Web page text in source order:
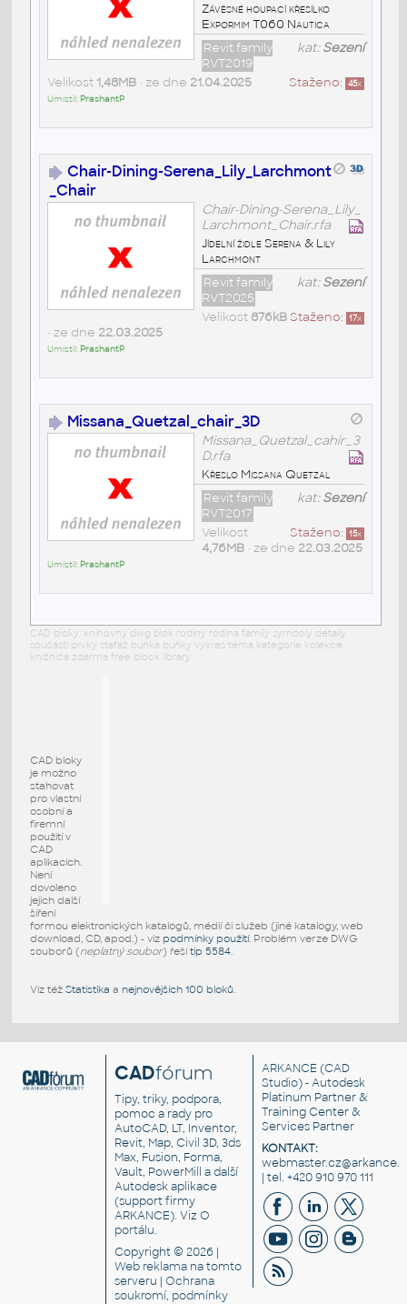
Závěsné houpací křesílko
Expormim T060 Nautica
kat:Sezení
Revit family
RVT2019
Staženo: 45x
Velikost 1,48MB• ze dne 21.04.2025
Umístil: PrashantP
Chair-Dining-Serena_Lily_Larchmont
_Chair
Chair-Dining-Serena_Lily_
Larchmont_Chair.rfa
Jídelní židle Serena & Lily
Larchmont
kat:Sezení
Revit family
RVT2025
Staženo: 17x
Velikost 876kB
• ze dne 22.03.2025
Umístil: PrashantP
Missana_Quetzal_chair_3D
Missana_Quetzal_cahir_3
D.rfa
Křeslo Missana Quetzal
kat:Sezení
Revit family
RVT2017
Staženo: 15x
Velikost
4,76MB• ze dne 22.03.2025
Umístil: PrashantP
CAD bloky: knihovny dwg blok rodiny rodina family symboly detaily
součásti prvky stafáž buňka buňky výkres téma kategorie kolekce
knižnica zdarma free block library
CAD bloky
je možno
stahovat
pro vlastní
osobní a
firemní
použití v
CAD
aplikacích.
Není
dovoleno
jejich další
šíření
formou elektronických katalogů, médií či služeb (jiné katalogy, web
download, CD, apod.) - viz podmínky použití. Problém verze DWG
souborů (neplatný soubor) řešítip 5584.
Viz též Statistika a nejnovějších 100 bloků.
CADfórum
Tipy, triky, podpora,
pomoc a rady pro
AutoCAD, LT, Inventor,
Revit, Map, Civil 3D, 3ds
Max, Fusion, Forma,
Vault, PowerMill a další
Autodesk aplikace
(support firmy
ARKANCE). VizO
portálu.
Copyright © 2026 |
Web reklama na tomto
serveru |Ochrana
soukromí, podmínky
ARKANCE (CAD
Studio) - Autodesk
Platinum Partner &
Training Center &
Services Partner
KONTAKT:
| tel. +420 910 970 111